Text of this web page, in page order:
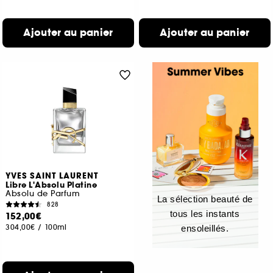
Ajouter au panier Ajouter au panier
YVES SAINT LAURENT
Libre L'Absolu Platine
Absolu de Parfum
828
152,00€
304,00€ / 100ml
La sélection beauté de
tous les instants
ensoleillés.